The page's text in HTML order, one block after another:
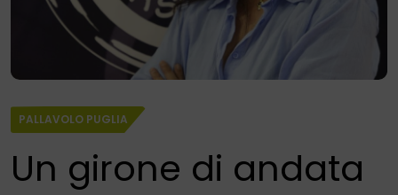
PALLAVOLO PUGLIA
Un girone di andata